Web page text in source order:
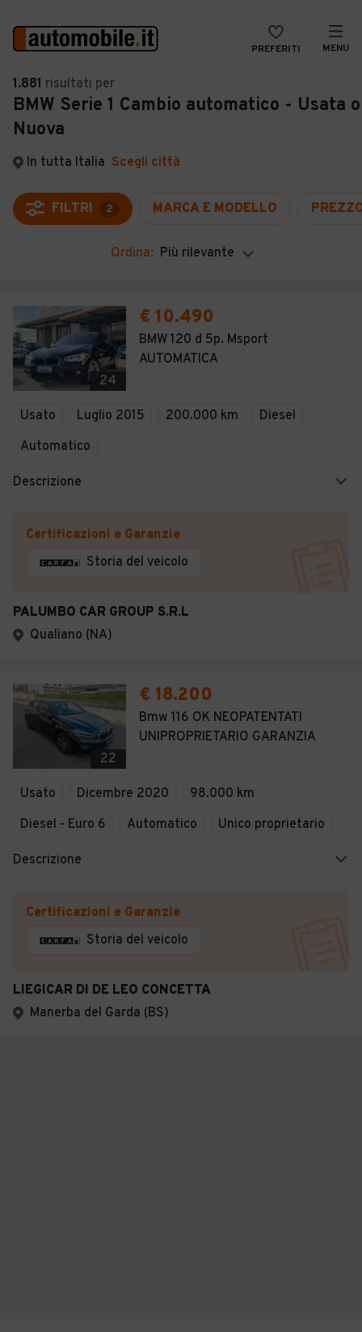
PREFERITI MENU
Auto
Auto usate
Auto Km 0
Auto Nuove
Moto
Camper
Veicoli Commerciali
VENDI
MAGAZINE
ACCEDI
1.881 risultati per
BMW Serie 1 Cambio automatico - Usata o
Nuova
In tutta Italia Scegli città
FILTRI 2 MARCA E MODELLO
Ordina: Più rilevante
24
€ 10.490
BMW 120 d 5p. Msport
AUTOMATICA
Usato Luglio 2015 200.000 km
Diesel
Automatico
Descrizione
Certificazioni e Garanzie
Storia del veicolo
PALUMBO CAR GROUP S.R.L
Qualiano (NA)
22
€ 18.200
Bmw 116 OK NEOPATENTATI
UNIPROPRIETARIO GARANZIA
Usato Dicembre 2020
98.000 km
Diesel - Euro 6
Automatico Unico proprietario
Descrizione
Certificazioni e Garanzie
Storia del veicolo
LIEGICAR DI DE LEO CONCETTA
Manerba del Garda (BS)